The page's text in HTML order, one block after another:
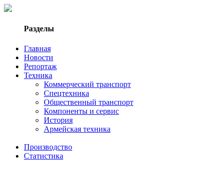
Разделы
Главная
Новости
Репортаж
Техника
Коммерческий транспорт
Спецтехника
Общественный транспорт
Компоненты и сервис
История
Армейская техника
Производство
Статистика